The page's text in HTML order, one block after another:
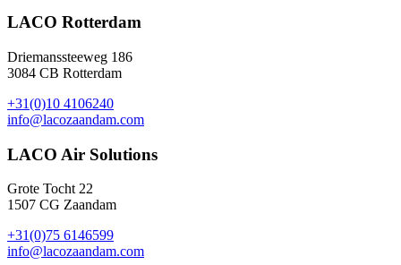
LACO Rotterdam
Driemanssteeweg 186
3084 CB Rotterdam
+31(0)10 4106240
info@lacozaandam.com
LACO Air Solutions
Grote Tocht 22
1507 CG Zaandam
+31(0)75 6146599
info@lacozaandam.com